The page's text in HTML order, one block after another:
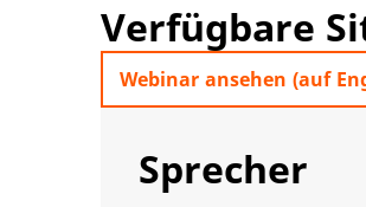
Verfügbare
Webinar ansehen (auf
Sprecher